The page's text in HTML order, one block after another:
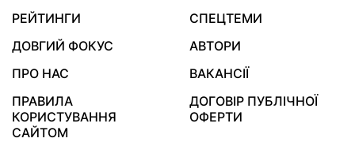
РЕЙТИНГИ
СПЕЦТЕМИ
ДОВГИЙ ФОКУС
АВТОРИ
ПРО НАС
ВАКАНСІЇ
ПРАВИЛА
КОРИСТУВАННЯ
САЙТОМ
ДОГОВІР ПУБЛІЧНОЇ
ОФЕРТИ